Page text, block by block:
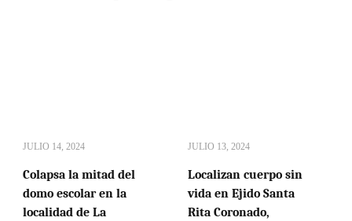
JULIO 14, 2024
Colapsa la mitad del
domo escolar en la
localidad de La
JULIO 13, 2024
Localizan cuerpo sin
vida en Ejido Santa
Rita Coronado,